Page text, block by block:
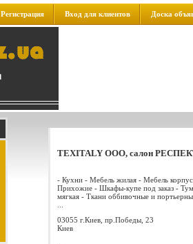
Регистрация Вход для клиентов Доска
TEXITALY ООО, салон
- Кухни - Мебель жилая - Мебель
Прихожие - Шкафы-купе под заказ -
мягкая - Ткани оббивочные и
03055 г.Киев, пр.Победы, 23
Киев